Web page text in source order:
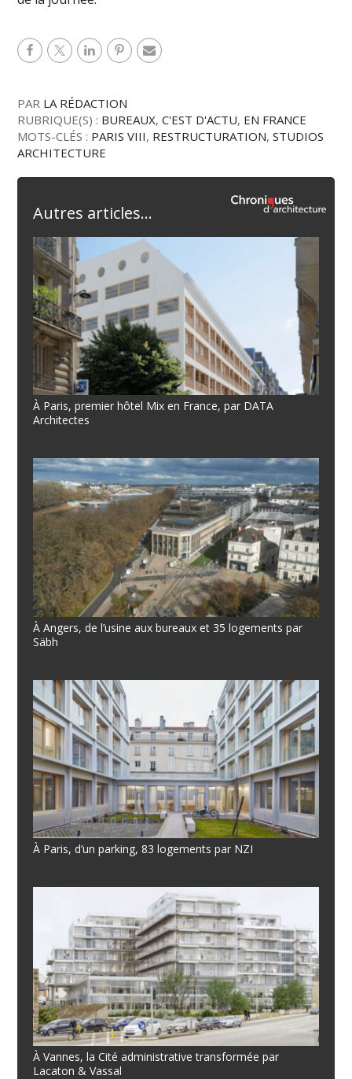
PAR LA RÉDACTION
RUBRIQUE(S) : BUREAUX,C'EST D'ACTU, EN FRANCE
MOTS-CLÉS : PARIS VIII, RESTRUCTURATION,STUDIOS
ARCHITECTURE
Autres articles...
À Paris, premier hôtel Mix en France, par DATA
Architectes
À Angers, de l’usine aux bureaux et 35 logements par
Säbh
À Paris, d’un parking, 83 logements par NZI
À Vannes, la Cité administrative transformée par
Lacaton & Vassal